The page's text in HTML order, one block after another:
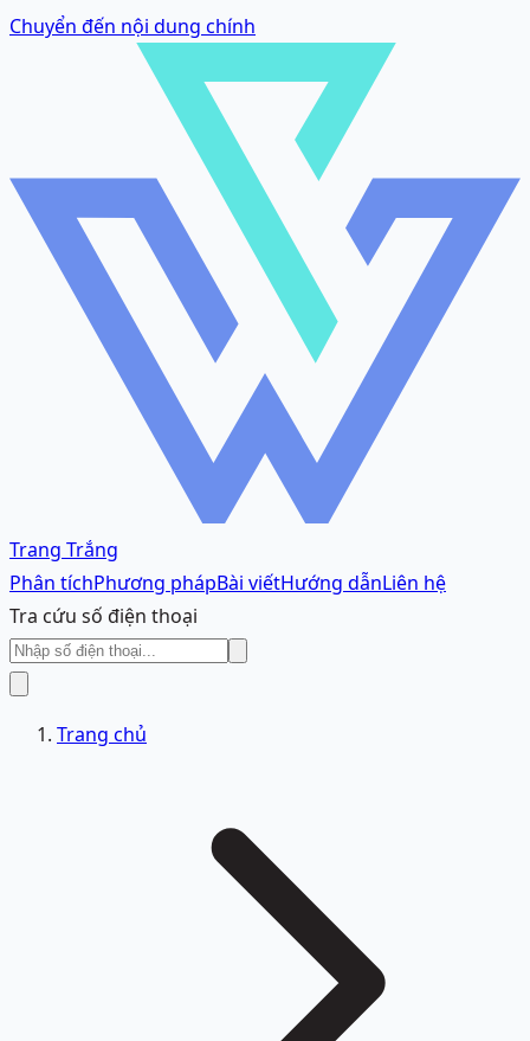
Chuyển đến nội dung chính
Trang Trắng
Phân tíchPhương phápBài viếtHướng dẫnLiên hệ
Tra cứu số điện thoại
Trang chủ